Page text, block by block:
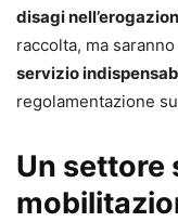
disagi
raccolta, ma
servizio
regolamentazione
Un settore